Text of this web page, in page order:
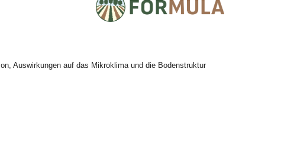
Auswirkungen auf das Mikroklima und die Bodenstruktur